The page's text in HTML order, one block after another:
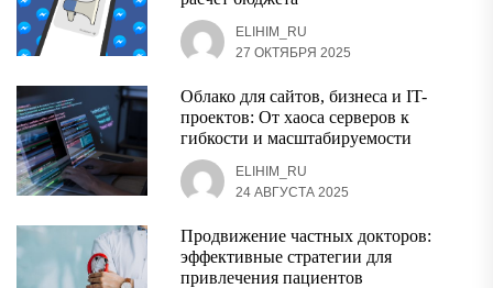
ELIHIM_RU
27 ОКТЯБРЯ 2025
Облако для сайтов, бизнеса и IT-
проектов: От хаоса серверов к
гибкости и масштабируемости
ELIHIM_RU
24 АВГУСТА 2025
Продвижение частных докторов:
эффективные стратегии для
привлечения пациентов